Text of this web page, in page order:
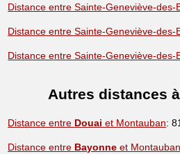
Distance entre Sainte-Geneviève-des-
Distance entre Sainte-Geneviève-des-
Distance entre Sainte-Geneviève-des-
Autres distances
Distance entre Douai et Montauban:
Distance entre Bayonne et Montauban